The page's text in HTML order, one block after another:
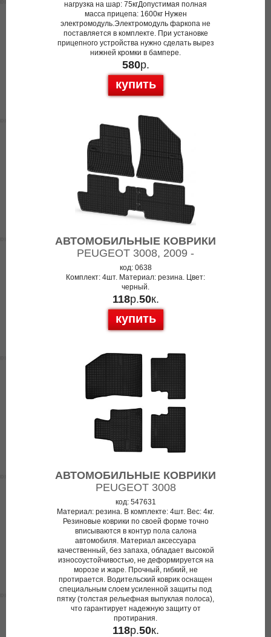
нагрузка на шар: 75кгДопустимая полная
масса прицепа: 1600кг Нужен
электромодуль.Электромодуль фаркопа не
поставляется в комплекте. При установке
прицепного устройства нужно сделать вырез
нижней кромки в бампере.
580р.
купить
АВТОМОБИЛЬНЫЕ КОВРИКИ
PEUGEOT 3008, 2009 -
код: 0638
Комплект: 4шт. Материал: резина. Цвет:
черный.
118р.50к.
купить
АВТОМОБИЛЬНЫЕ КОВРИКИ
PEUGEOT 3008
код: 547631
Материал: резина. В комплекте: 4шт. Вес: 4кг.
Резиновые коврики по своей форме точно
вписываются в контур пола салона
автомобиля. Материал аксессуара
качественный, без запаха, обладает высокой
износоустойчивостью, не деформируется на
морозе и жаре. Прочный, гибкий, не
протирается. Водительский коврик оснащен
специальным слоем усиленной защиты под
пятку (толстая рельефная выпуклая полоса),
что гарантирует надежную защиту от
протирания.
118р.50к.